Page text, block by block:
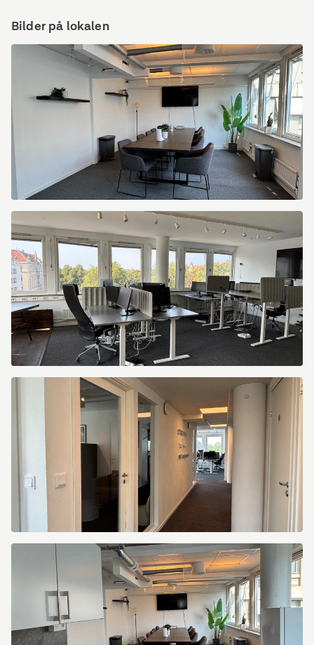
Bilder på lokalen
5MGIM1Q6LIFPKI0J
5MGIM1Q6LIFPKI0D
5MGIM1Q6LIFPKI0F